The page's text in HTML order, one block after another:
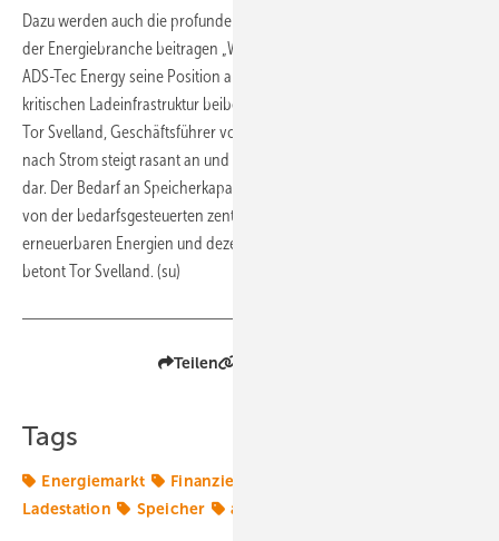
Dazu werden auch die profunden Kenntnisse von Svelland Capital in
der Energiebranche beitragen „Wir haben vollstes Vertrauen, dass
ADS-Tec Energy seine Position als Technologieführer im Bereich der
kritischen Ladeinfrastruktur beibehalten und ausbauen wird“, sagte
Tor Svelland, Geschäftsführer von Svelland Capital. „Die Nachfrage
nach Strom steigt rasant an und die Netzkapazität stellt einen Engpass
dar. Der Bedarf an Speicherkapazitäten wird entscheidend, wenn wir
von der bedarfsgesteuerten zentralen Stromerzeugung zu
erneuerbaren Energien und dezentraler Stromerzeugung übergehen“,
betont Tor Svelland. (su)
Teilen
Tags
Energiemarkt Finanzierung
Ladestation
Speicher ads-tec